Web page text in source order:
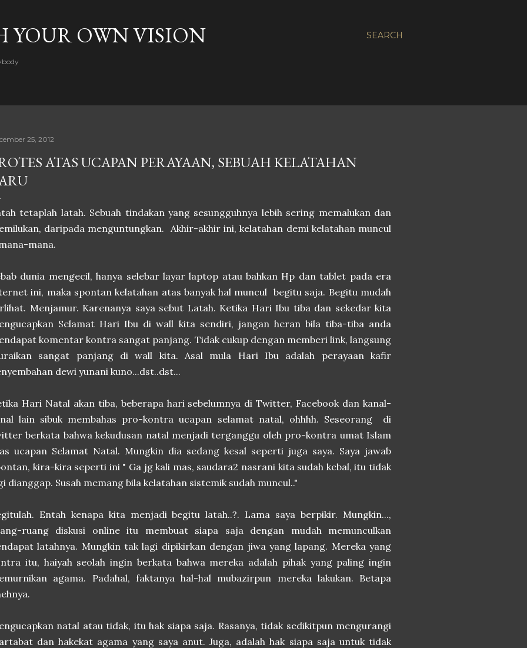
SEARCH
YOUR OWN VISION
25, 2012
ATAS UCAPAN PERAYAAN, SEBUAH KELATAHAN
tetaplah latah. Sebuah tindakan yang sesungguhnya lebih sering memalukan dan
daripada menguntungkan. Akhir-akhir ini, kelatahan demi kelatahan muncul
mana.
dunia mengecil, hanya selebar layar laptop atau bahkan Hp dan tablet pada era
ini, maka spontan kelatahan atas banyak hal muncul begitu saja. Begitu mudah
Menjamur. Karenanya saya sebut Latah. Ketika Hari Ibu tiba dan sekedar kita
Selamat Hari Ibu di wall kita sendiri, jangan heran bila tiba-tiba anda
komentar kontra sangat panjang. Tidak cukup dengan memberi link, langsung
sangat panjang di wall kita. Asal mula Hari Ibu adalah perayaan kafir
dewi yunani kuno...dst..dst...
Hari Natal akan tiba, beberapa hari sebelumnya di Twitter, Facebook dan kanal-
lain sibuk membahas pro-kontra ucapan selamat natal, ohhhh. Seseorang di
berkata bahwa kekudusan natal menjadi terganggu oleh pro-kontra umat Islam
ucapan Selamat Natal. Mungkin dia sedang kesal seperti juga saya. Saya jawab
kira-kira seperti ini " Ga jg kali mas, saudara2 nasrani kita sudah kebal, itu tidak
dianggap. Susah memang bila kelatahan sistemik sudah muncul.."
Entah kenapa kita menjadi begitu latah..?. Lama saya berpikir. Mungkin...,
ruang diskusi online itu membuat siapa saja dengan mudah memunculkan
latahnya. Mungkin tak lagi dipikirkan dengan jiwa yang lapang. Mereka yang
itu, haiyah seolah ingin berkata bahwa mereka adalah pihak yang paling ingin
agama. Padahal, faktanya hal-hal mubazirpun mereka lakukan. Betapa
natal atau tidak, itu hak siapa saja. Rasanya, tidak sedikitpun mengurangi
dan hakekat agama yang saya anut. Juga, adalah hak siapa saja untuk tidak